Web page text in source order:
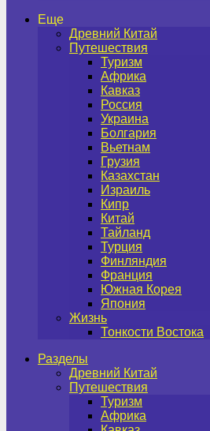
Еще
Древний Китай
Путешествия
Туризм
Африка
Кавказ
Россия
Украина
Болгария
Вьетнам
Грузия
Казахстан
Израиль
Кипр
Китай
Тайланд
Турция
Финляндия
Франция
Южная Корея
Япония
Жизнь
Тонкости Востока
Разделы
Древний Китай
Путешествия
Туризм
Африка